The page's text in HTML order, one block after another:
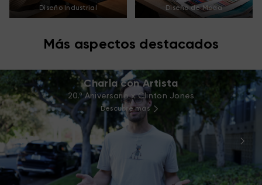
Diseño Industrial Diseño de Moda
Más aspectos destacados
Charla con Artista
20.º Aniversario x Clinton Jones
Descubre más